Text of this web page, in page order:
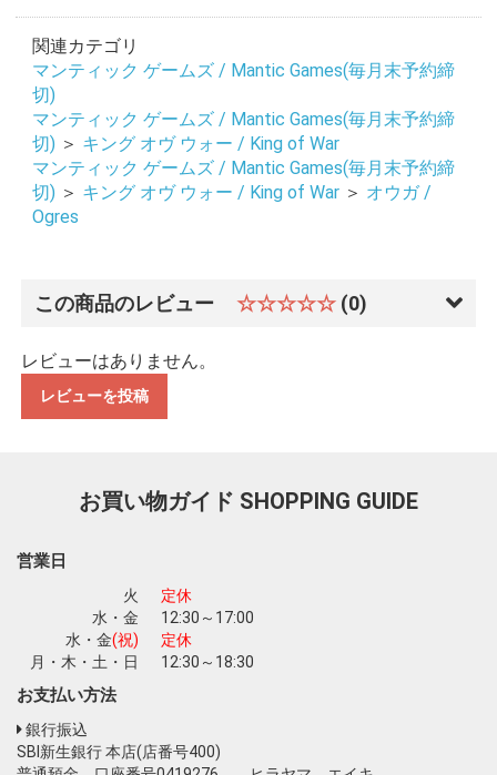
お買い物を続ける
関連カテゴリ
マンティック ゲームズ / Mantic Games(毎月末予約締
切)
マンティック ゲームズ / Mantic Games(毎月末予約締
切) ＞ キング オヴ ウォー / King of War
マンティック ゲームズ / Mantic Games(毎月末予約締
切) ＞ キング オヴ ウォー / King of War ＞ オウガ /
Ogres
この商品のレビュー ☆☆☆☆☆ (0)
レビューはありません。
レビューを投稿
お買い物ガイド SHOPPING GUIDE
営業日
火
定休
水・金
12:30～17:00
水・金(祝)
定休
月・木・土・日
12:30～18:30
お支払い方法
銀行振込
SBI新生銀行 本店(店番号400)